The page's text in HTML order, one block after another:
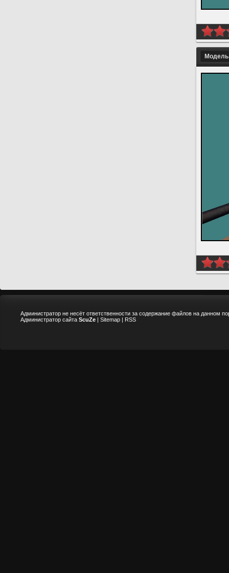
Модель
Администратор не несёт ответственности за содержание файлов на данном
Администратор сайта ScuZe | Sitemap | RSS